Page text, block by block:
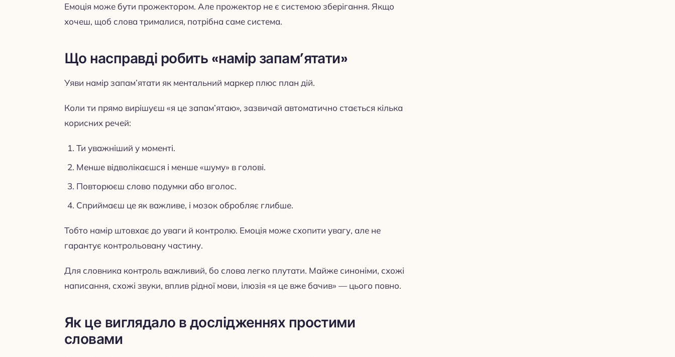
Емоція може бути прожектором. Але прожектор не є системою зберігання. Якщо
хочеш, щоб слова трималися, потрібна саме система.
Що насправді робить «намір запам’ятати»
Уяви намір запам’ятати як ментальний маркер плюс план дій.
Коли ти прямо вирішуєш «я це запам’ятаю», зазвичай автоматично стається кілька
корисних речей:
Ти уважніший у моменті.
Менше відволікаєшся і менше «шуму» в голові.
Повторюєш слово подумки або вголос.
Сприймаєш це як важливе, і мозок обробляє глибше.
Тобто намір штовхає до уваги й контролю. Емоція може схопити увагу, але не
гарантує контрольовану частину.
Для словника контроль важливий, бо слова легко плутати. Майже синоніми, схожі
написання, схожі звуки, вплив рідної мови, ілюзія «я це вже бачив» — цього повно.
Як це виглядало в дослідженнях простими
словами